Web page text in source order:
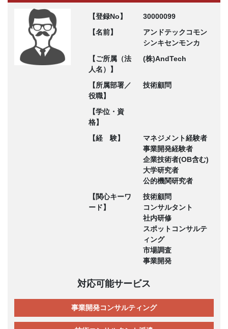
【登録No】
30000099
【名前】
アンドテックコモン
シンキセンモンカ
【ご所属（法
人名）】
(株)AndTech
【所属部署／
役職】
技術顧問
【学位・資
格】
【経 験】
マネジメント経験者
事業開発経験者
企業技術者(OB含む)
大学研究者
公的機関研究者
【関心キーワ
ード】
技術顧問
コンサルタント
社内研修
スポットコンサルテ
ィング
市場調査
事業開発
対応可能サービス
事業開発コンサルティング